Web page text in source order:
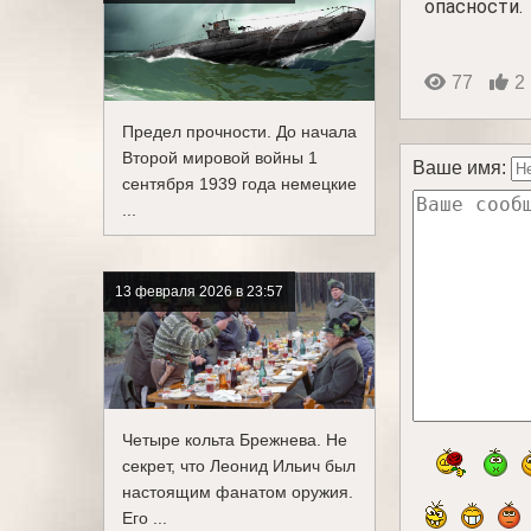
Предел прочности. До начала
Второй мировой войны 1
сентября 1939 года немецкие
13 февраля 2026 в 23:57
Четыре кольта Брежнева. Не
секрет, что Леонид Ильич был
настоящим фанатом оружия.
Его ...
опасности.
77 2
Ваше имя: